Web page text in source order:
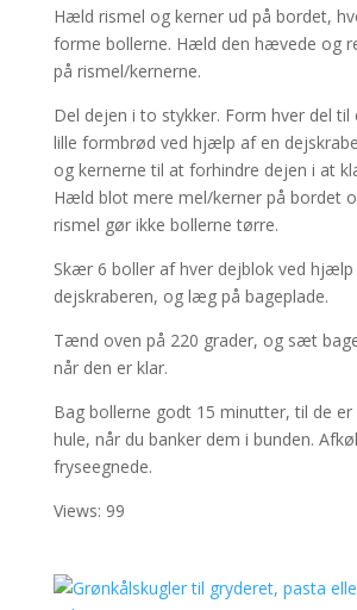
Hæld rismel og kerner ud på bordet,
forme bollerne. Hæld den hævede og
på rismel/kernerne.
Del dejen i to stykker. Form hver del til
lille formbrød ved hjælp af en
og kernerne til at forhindre dejen i at
Hæld blot mere mel/kerner på bordet
rismel gør ikke bollerne tørre.
Skær 6 boller af hver dejblok ved
dejskraberen, og læg på bageplade.
Tænd oven på 220 grader, og sæt
når den er klar.
Bag bollerne godt 15 minutter, til de
hule, når du banker dem i bunden.
fryseegnede.
Views: 99